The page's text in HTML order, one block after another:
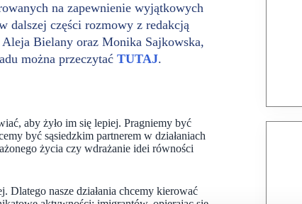
na zapewnienie wyjątkowych
dalszej części rozmowy z redakcją
Bielany oraz Monika Sajkowska,
można przeczytać TUTAJ.
aby żyło im się lepiej. Pragniemy być
być sąsiedzkim partnerem w działaniach
życia czy wdrażanie idei równości
Dlatego nasze działania chcemy kierować